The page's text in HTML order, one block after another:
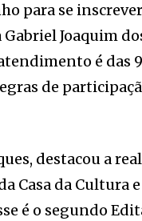
para se
Joaquim
é das
de
destacou a
Casa da Cultura
é o segundo